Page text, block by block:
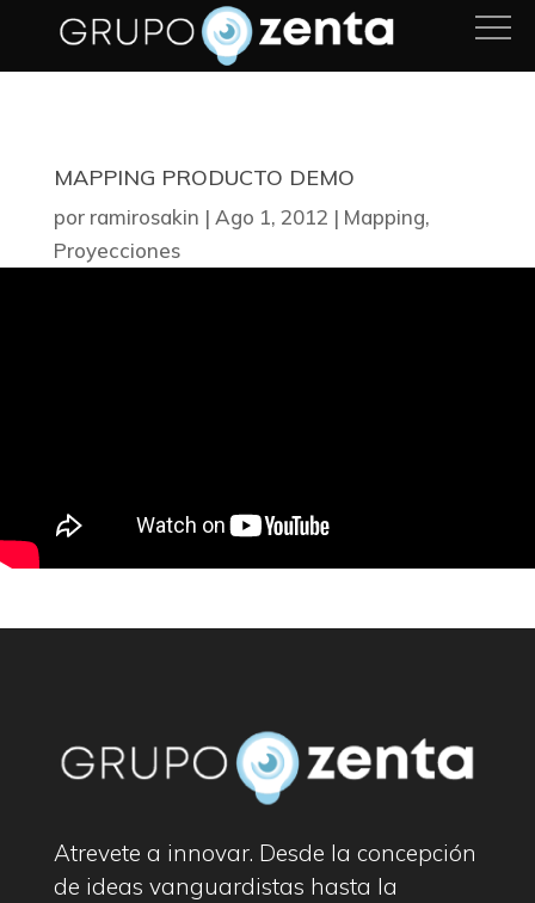
MAPPING PRODUCTO DEMO
por ramirosakin | Ago 1, 2012 | Mapping,
Proyecciones
Atrevete a innovar. Desde la concepción
de ideas vanguardistas hasta la